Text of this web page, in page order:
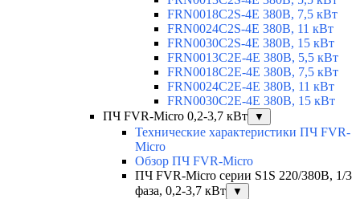
FRN0018C2S-4E 380В, 7,5 кВт
FRN0024C2S-4E 380В, 11 кВт
FRN0030C2S-4E 380В, 15 кВт
FRN0013C2E-4E 380В, 5,5 кВт
FRN0018C2E-4E 380В, 7,5 кВт
FRN0024C2E-4E 380В, 11 кВт
FRN0030C2E-4E 380В, 15 кВт
ПЧ FVR-Micro 0,2-3,7 кВт
▼
Технические характеристики ПЧ FVR-
Micro
Обзор ПЧ FVR-Micro
ПЧ FVR-Micro серии S1S 220/380В, 1/3
фаза, 0,2-3,7 кВт
▼